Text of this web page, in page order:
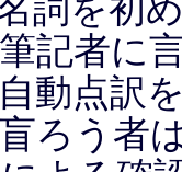
詞を初
記者に
動点訳
ろう者